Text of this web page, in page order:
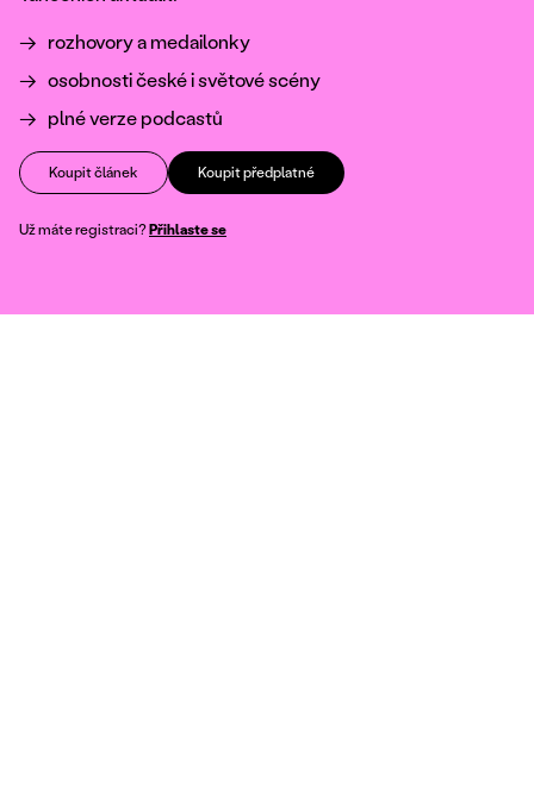
rozhovory a medailonky
osobnosti české i světové scény
plné verze podcastů
Koupit článek Koupit předplatné
Už máte registraci?Přihlaste se